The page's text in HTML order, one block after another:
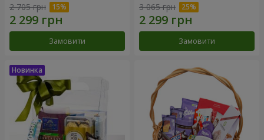
2 705 грн
Замовити
3 065 грн
Замовити